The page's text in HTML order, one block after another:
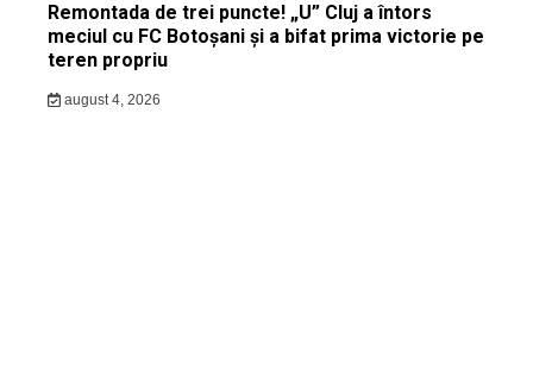
Remontada de trei puncte! „U” Cluj a întors
meciul cu FC Botoșani și a bifat prima victorie pe
teren propriu
august 4, 2026